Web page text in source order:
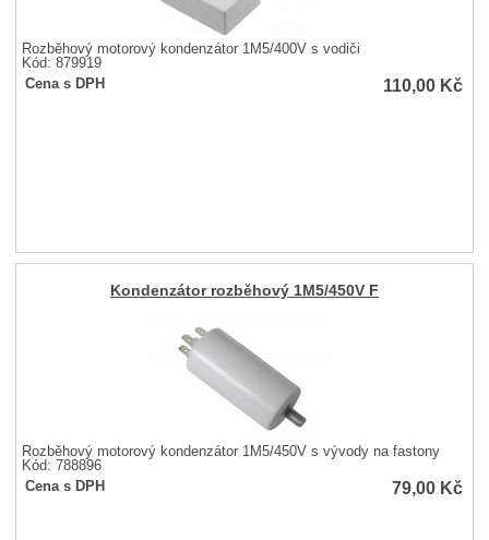
Rozběhový motorový kondenzátor 1M5/400V s vodiči
Kód: 879919
Cena s DPH
110,00 Kč
Kondenzátor rozběhový 1M5/450V F
Rozběhový motorový kondenzátor 1M5/450V s vývody na fastony
Kód: 788896
Cena s DPH
79,00 Kč